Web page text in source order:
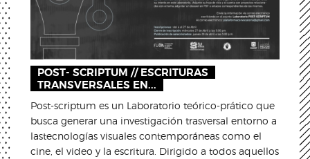
POST- SCRIPTUM // ESCRITURAS
TRANSVERSALES EN...
Post-scriptum es un Laboratorio teórico-prático que
busca generar una investigación trasversal entorno a
lastecnologías visuales contemporáneas como el
cine, el video y la escritura. Dirigido a todos aquellos